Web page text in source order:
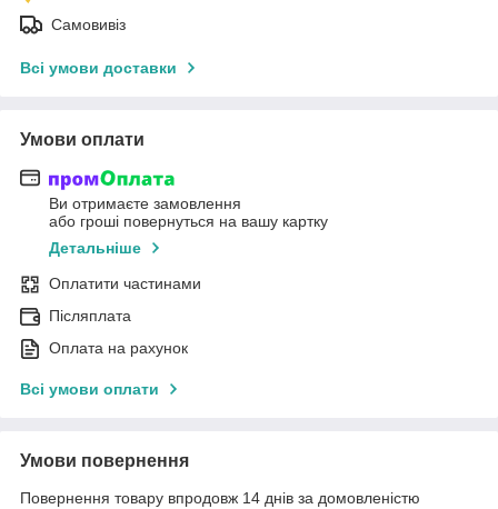
Самовивіз
Всі умови доставки
Умови оплати
Ви отримаєте замовлення
або гроші повернуться на вашу картку
Детальніше
Оплатити частинами
Післяплата
Оплата на рахунок
Всі умови оплати
Умови повернення
Повернення товару впродовж 14 днів за домовленістю